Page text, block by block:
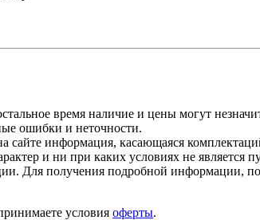
время наличие и цены могут
ошибки и неточности.
сайте информация, касающаяся
и ни при каких условиях не является
Для получения подробной информации,
условия оферты.